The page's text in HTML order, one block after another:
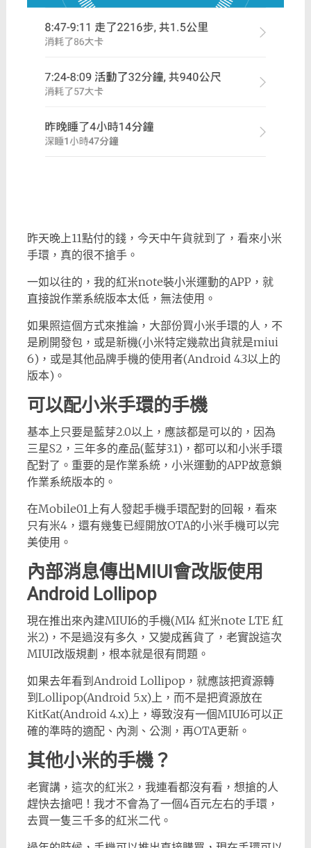
昨天晚上11點付的錢，今天中午貨就到了，看來小米
手環，真的很不搶手。
一如以往的，我的紅米note裝小米運動的APP，就
直接說作業系統版本太低，無法使用。
如果照這個方式來推論，大部份買小米手環的人，不
是刷開發包，或是新機(小米特定幾款出貨就是miui
6)，或是其他品牌手機的使用者(Android 4.3以上的
版本)。
可以配小米手環的手機
基本上只要是藍芽2.0以上，應該都是可以的，因為
三星S2，三年多的產品(藍芽3.1)，都可以和小米手環
配對了。重要的是作業系統，小米運動的APP故意鎖
作業系統版本的。
在Mobile01上有人發起手機手環配對的回報，看來
只有米4，還有幾隻已經開放OTA的小米手機可以完
美使用。
內部消息傳出MIUI會改版使用
Android Lollipop
現在推出來內建MIUI6的手機(MI4 紅米note LTE 紅
米2)，不是過沒有多久，又變成舊貨了，老實說這次
MIUI改版規劃，根本就是很有問題。
如果去年看到Android Lollipop，就應該把資源轉
到Lollipop(Android 5.x)上，而不是把資源放在
KitKat(Android 4.x)上，導致沒有一個MIUI6可以正
確的準時的適配、內測、公測，再OTA更新。
其他小米的手機？
老實講，這次的紅米2，我連看都沒有看，想搶的人
趕快去搶吧！我才不會為了一個4百元左右的手環，
去買一隻三千多的紅米二代。